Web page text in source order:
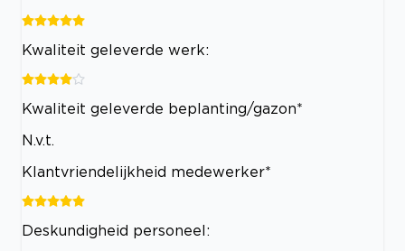
Kwaliteit geleverde werk:
Kwaliteit geleverde beplanting/gazon*
N.v.t.
Klantvriendelijkheid medewerker*
Deskundigheid personeel: